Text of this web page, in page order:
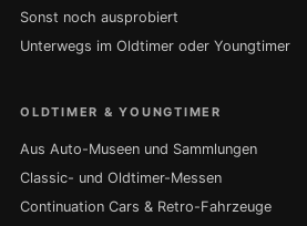
Sonst noch ausprobiert
Unterwegs im Oldtimer oder Youngtimer
OLDTIMER & YOUNGTIMER
Aus Auto-Museen und Sammlungen
Classic- und Oldtimer-Messen
Continuation Cars & Retro-Fahrzeuge